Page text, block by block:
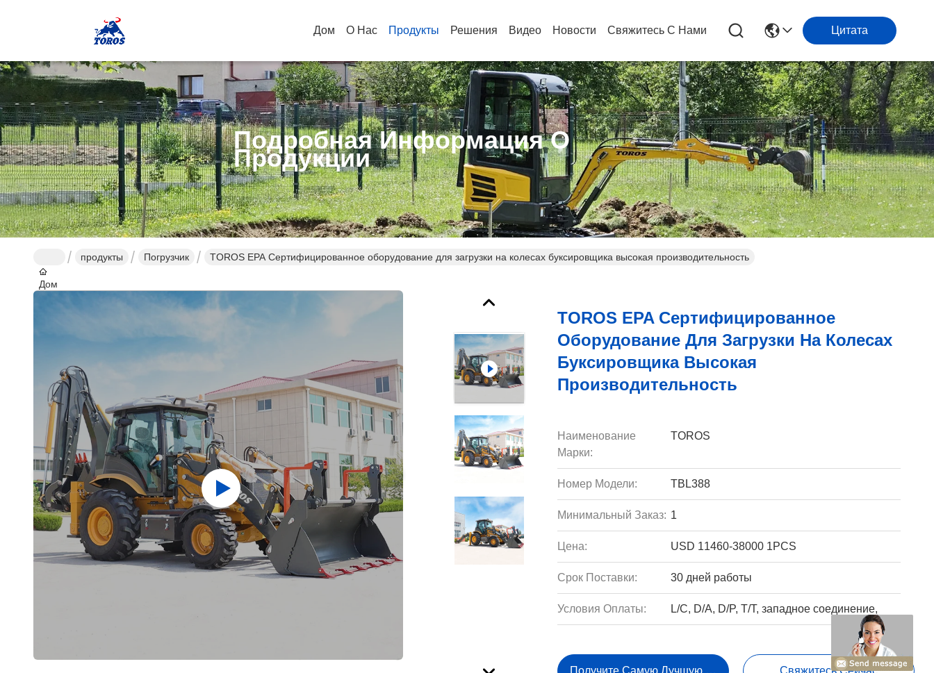
Дом О Нас Продукты Решения Видео Новости Свяжитесь С Нами Цитата
Подробная Информация О
Продукции
Дом
продукты Погрузчик TOROS EPA Сертифицированное оборудование для загрузки на колесах буксировщика высокая производительность
TOROS EPA Сертифицированное
Оборудование Для Загрузки На Колесах
Буксировщика Высокая
Производительность
Наименование
Марки:
TOROS
Номер Модели: TBL388
Минимальный Заказ: 1
Цена: USD 11460-38000 1PCS
Срок Поставки: 30 дней работы
Условия Оплаты: L/C, D/A, D/P, T/T, западное соединение,
Получите Самую Лучшую Цену Свяжитесь Сейчас